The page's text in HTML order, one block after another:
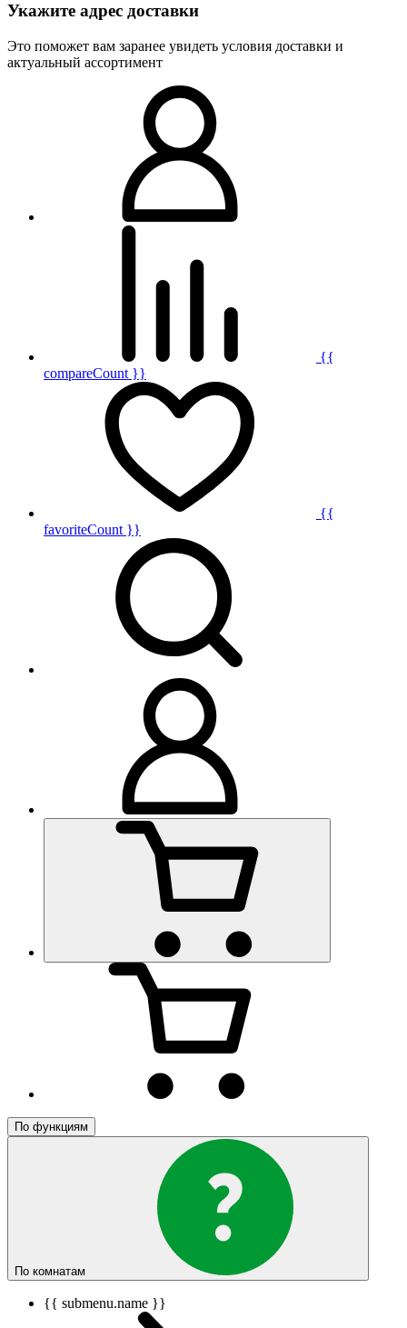
Укажите адрес доставки
Это поможет вам заранее увидеть условия доставки и
актуальный ассортимент
{{
compareCount }}
{{
favoriteCount }}
По функциям
По комнатам
{{ submenu.name }}